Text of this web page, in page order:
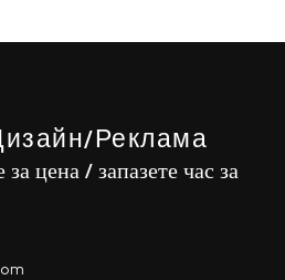
Реклама
цена / запазете час за